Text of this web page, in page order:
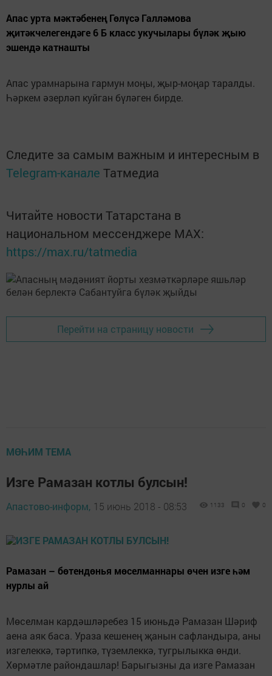
Апас урта мәктәбенең Гөлүсә Галләмова
җитәкчелегендәге 6 Б класс укучылары бүләк җыю
эшендә катнашты
Апас урамнарына гармун моңы, җыр-моңар таралды.
Һәркем әзерләп куйган бүләген бирде.
Следите за самым важным и интересным в
Telegram-канале Татмедиа
Читайте новости Татарстана в
национальном мессенджере MАХ:
https://max.ru/tatmedia
Перейти на страницу новости
МӨҺИМ ТЕМА
Изге Рамазан котлы булсын!
Апастово-информ, 15 июнь 2018 - 08:53 1133 0 0
Рамазан – бөтендөнья мөселманнары өчен изге һәм
нурлы ай
Мөселман кардәшләребез 15 июньдә Рамазан Шәриф
аена аяк баса. Ураза кешенең җанын сафландыра, аны
изгелеккә, тәртипкә, түземлеккә, тугрылыкка өнди.
Хөрмәтле райондашлар! Барыгызны да изге Рамазан